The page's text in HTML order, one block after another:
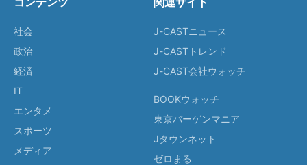
社会
政治
経済
IT
エンタメ
スポーツ
メディア
J-CASTニュース
J-CASTトレンド
J-CAST会社ウォッチ
BOOKウォッチ
東京バーゲンマニア
Jタウンネット
ゼロまる